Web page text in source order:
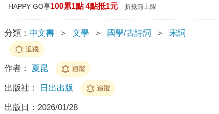
HAPPY GO享100累1點 4點抵1元 折抵無上限
分類： 中文書 ＞ 文學 ＞ 國學/古詩詞 ＞ 宋詞
追蹤
作者： 夏昆 追蹤
出版社： 日出出版 追蹤
出版日： 2026/01/28